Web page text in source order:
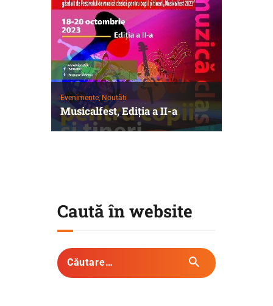
Evenimente,Noutăți
Musicalfest, Ediția a II-a
Caută în website